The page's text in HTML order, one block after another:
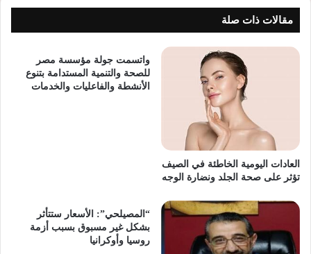
مقالات ذات صلة
العادات اليومية الخاطئة في الصيف
تؤثر على صحة الجلد ونضارة الوجه
واتسمت جولة مؤسسة مصر
للصحة والتنمية المستدامة بتنوع
الأنشطة والفاعليات والخدمات
“المصيلحي”: الأسعار ستتأثر
بشكل غير مسبوق بسبب أزمة
روسيا وأوكرانيا